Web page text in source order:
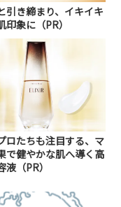
引き締まり、イキイキ
印象に（PR）
ロたちも注目する、マ
で健やかな肌へ導く高
液（PR）